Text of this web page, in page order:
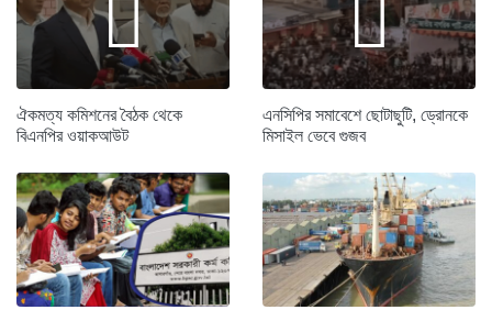
ঐকমত্য কমিশনের বৈঠক থেকে
বিএনপির ওয়াকআউট
এনসিপির সমাবেশে ছোটাছুটি, ড্রোনকে
মিসাইল ভেবে গুজব